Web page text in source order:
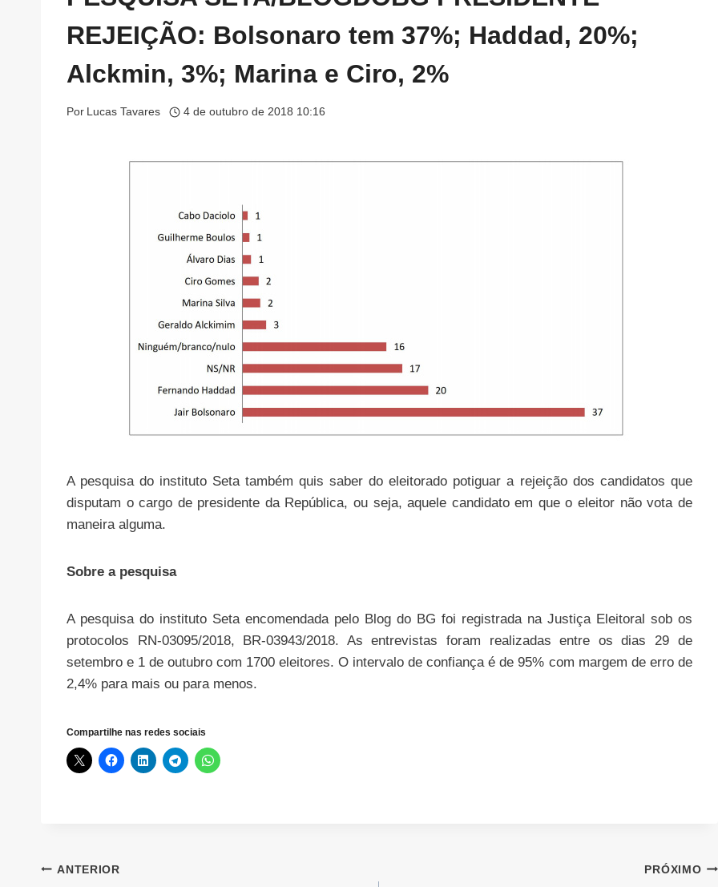
REJEIÇÃO: Bolsonaro tem 37%; Haddad, 20%;
Alckmin, 3%; Marina e Ciro, 2%
Por Lucas Tavares 4 de outubro de 2018 10:16
A pesquisa do instituto Seta também quis saber do eleitorado potiguar a rejeição dos candidatos que
disputam o cargo de presidente da República, ou seja, aquele candidato em que o eleitor não vota de
maneira alguma.
Sobre a pesquisa
A pesquisa do instituto Seta encomendada pelo Blog do BG foi registrada na Justiça Eleitoral sob os
protocolos RN-03095/2018, BR-03943/2018. As entrevistas foram realizadas entre os dias 29 de
setembro e 1 de outubro com 1700 eleitores. O intervalo de confiança é de 95% com margem de erro de
2,4% para mais ou para menos.
Compartilhe nas redes sociais
Navegação
ANTERIOR PRÓXIMO